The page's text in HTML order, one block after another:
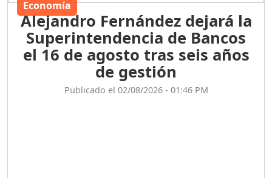
Economía
Alejandro Fernández dejará la
Superintendencia de Bancos
el 16 de agosto tras seis años
de gestión
Publicado el 02/08/2026 - 01:46 PM